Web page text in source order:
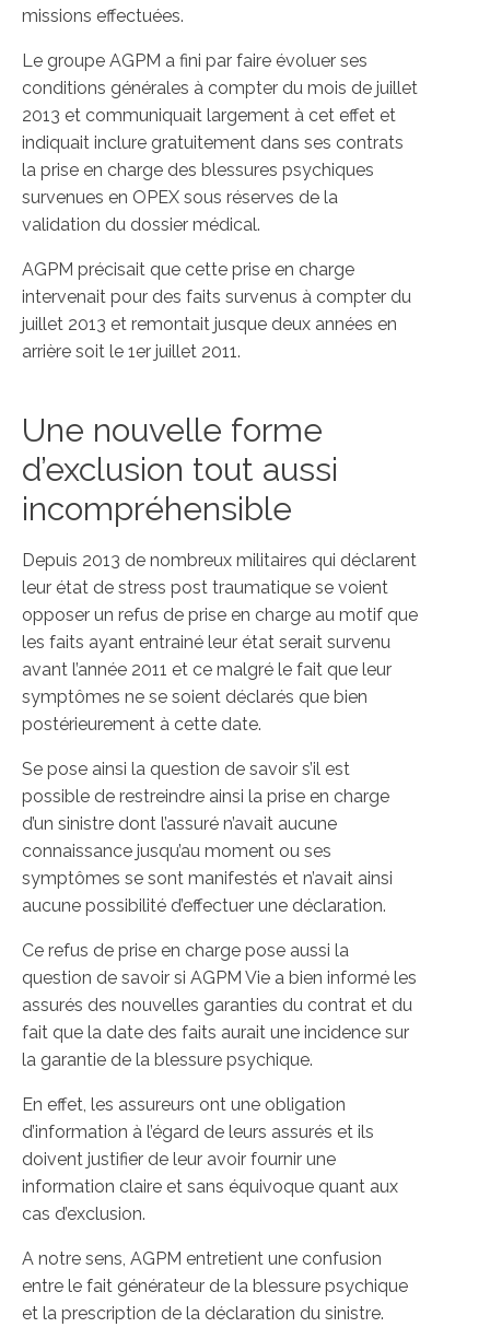
missions effectuées.
Le groupe AGPM a fini par faire évoluer ses
conditions générales à compter du mois de juillet
2013 et communiquait largement à cet effet et
indiquait inclure gratuitement dans ses contrats
la prise en charge des blessures psychiques
survenues en OPEX sous réserves de la
validation du dossier médical.
AGPM précisait que cette prise en charge
intervenait pour des faits survenus à compter du
juillet 2013 et remontait jusque deux années en
arrière soit le 1er juillet 2011.
Une nouvelle forme
d’exclusion tout aussi
incompréhensible
Depuis 2013 de nombreux militaires qui déclarent
leur état de stress post traumatique se voient
opposer un refus de prise en charge au motif que
les faits ayant entrainé leur état serait survenu
avant l’année 2011 et ce malgré le fait que leur
symptômes ne se soient déclarés que bien
postérieurement à cette date.
Se pose ainsi la question de savoir s’il est
possible de restreindre ainsi la prise en charge
d’un sinistre dont l’assuré n’avait aucune
connaissance jusqu’au moment ou ses
symptômes se sont manifestés et n’avait ainsi
aucune possibilité d’effectuer une déclaration.
Ce refus de prise en charge pose aussi la
question de savoir si AGPM Vie a bien informé les
assurés des nouvelles garanties du contrat et du
fait que la date des faits aurait une incidence sur
la garantie de la blessure psychique.
En effet, les assureurs ont une obligation
d’information à l’égard de leurs assurés et ils
doivent justifier de leur avoir fournir une
information claire et sans équivoque quant aux
cas d’exclusion.
A notre sens, AGPM entretient une confusion
entre le fait générateur de la blessure psychique
et la prescription de la déclaration du sinistre.